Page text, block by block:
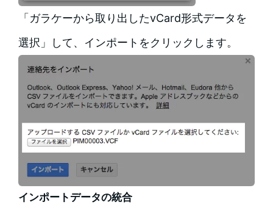
「ガラケーから取り出したvCard形式データを
選択」して、インポートをクリックします。
インポートデータの統合